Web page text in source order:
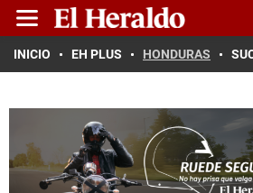
INICIO EH PLUS HONDURAS